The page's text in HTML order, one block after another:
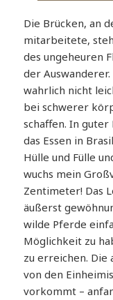
Die Brücken, an
mitarbeitete,
des ungeheuren
der
wahrlich nicht
bei schwerer
schaffen. In
das Essen in
Hülle und Fülle
wuchs mein
Zentimeter! Das
äußerst
wilde Pferde
Möglichkeit zu
zu erreichen.
von den
vorkommt –